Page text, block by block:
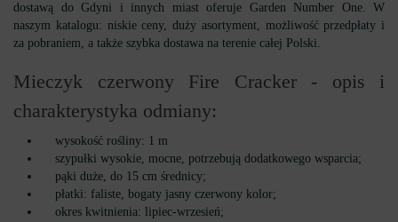
dostawą do Gdyni i innych miast oferuje Garden Number One. W
naszym katalogu: niskie ceny, duży asortyment, możliwość przedpłaty i
za pobraniem, a także szybka dostawa na terenie całej Polski.
Mieczyk czerwony Fire Cracker - opis i
charakterystyka odmiany:
wysokość rośliny: 1 m
szypułki wysokie, mocne, potrzebują dodatkowego wsparcia;
pąki duże, do 15 cm średnicy;
płatki: faliste, bogaty jasny czerwony kolor;
okres kwitnienia: lipiec-wrzesień;